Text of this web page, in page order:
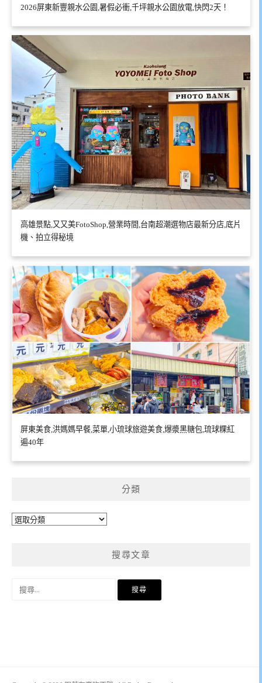
2026屏東新豐親水公園,暑假必衝,千坪親水公園放電,快閃2天！
高雄景點,又又美FotoShop,營業時間,台南超潮選物店最新分店,底片
機、拍立得秘境
屏東美食,洪媽媽早餐,菜單,小琉球旅遊美食,爆漿黑糖包,琉球粿紅
遍40年
分類
分
搜尋文章